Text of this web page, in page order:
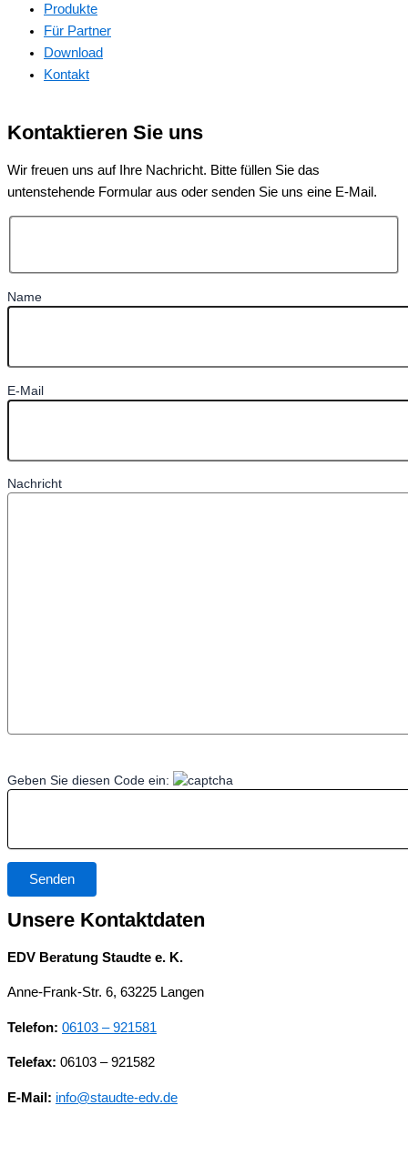
Produkte
Für Partner
Download
Kontakt
Kontaktieren Sie uns
Wir freuen uns auf Ihre Nachricht. Bitte füllen Sie das
untenstehende Formular aus oder senden Sie uns eine E-Mail.
Name
E-Mail
Nachricht
Geben Sie diesen Code ein:
Unsere Kontaktdaten
EDV Beratung Staudte e. K.
Anne-Frank-Str. 6, 63225 Langen
Telefon: 06103 – 921581
Telefax: 06103 – 921582
E-Mail: info@staudte-edv.de